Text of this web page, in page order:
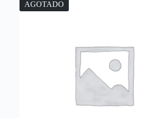
AGOTADO